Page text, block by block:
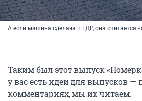
А если машина сделана в ГДР, она считается
Таким был этот выпуск
у вас есть идеи для выпусков —
комментариях, мы их читаем.